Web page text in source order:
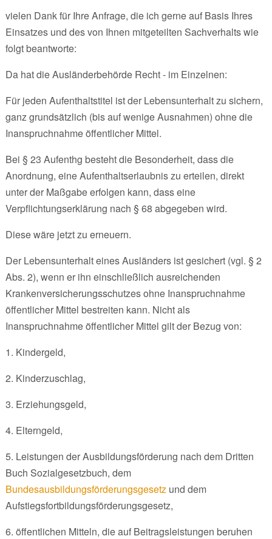
vielen Dank für Ihre Anfrage, die ich gerne auf Basis Ihres
Einsatzes und des von Ihnen mitgeteilten Sachverhalts wie
folgt beantworte:
Da hat die Ausländerbehörde Recht - im Einzelnen:
Für jeden Aufenthaltstitel ist der Lebensunterhalt zu sichern,
ganz grundsätzlich (bis auf wenige Ausnahmen) ohne die
Inanspruchnahme öffentlicher Mittel.
Bei § 23 Aufenthg besteht die Besonderheit, dass die
Anordnung, eine Aufenthaltserlaubnis zu erteilen, direkt
unter der Maßgabe erfolgen kann, dass eine
Verpflichtungserklärung nach § 68 abgegeben wird.
Diese wäre jetzt zu erneuern.
Der Lebensunterhalt eines Ausländers ist gesichert (vgl. § 2
Abs. 2), wenn er ihn einschließlich ausreichenden
Krankenversicherungsschutzes ohne Inanspruchnahme
öffentlicher Mittel bestreiten kann. Nicht als
Inanspruchnahme öffentlicher Mittel gilt der Bezug von:
1. Kindergeld,
2. Kinderzuschlag,
3. Erziehungsgeld,
4. Elterngeld,
5. Leistungen der Ausbildungsförderung nach dem Dritten
Buch Sozialgesetzbuch, dem
Bundesausbildungsförderungsgesetzund dem
Aufstiegsfortbildungsförderungsgesetz,
6. öffentlichen Mitteln, die auf Beitragsleistungen beruhen